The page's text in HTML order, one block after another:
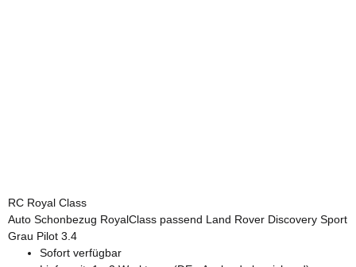
RC Royal Class
Auto Schonbezug RoyalClass passend Land Rover Discovery Sport
Grau Pilot 3.4
Sofort verfügbar